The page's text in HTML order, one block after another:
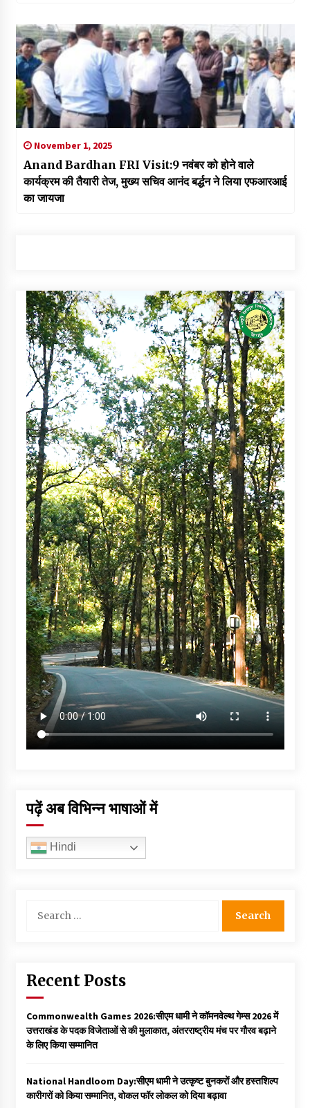
November 1, 2025
Anand Bardhan FRI Visit:9 नवंबर को होने वाले
कार्यक्रम की तैयारी तेज, मुख्य सचिव आनंद बर्द्धन ने लिया एफआरआई
का जायजा
पढ़ें अब विभिन्न भाषाओं में
Hindi
for:
Recent Posts
Commonwealth Games 2026:सीएम धामी ने कॉमनवेल्थ गेम्स 2026 में
उत्तराखंड के पदक विजेताओं से की मुलाकात, अंतरराष्ट्रीय मंच पर गौरव बढ़ाने
के लिए किया सम्मानित
National Handloom Day:सीएम धामी ने उत्कृष्ट बुनकरों और हस्तशिल्प
कारीगरों को किया सम्मानित, वोकल फॉर लोकल को दिया बढ़ावा